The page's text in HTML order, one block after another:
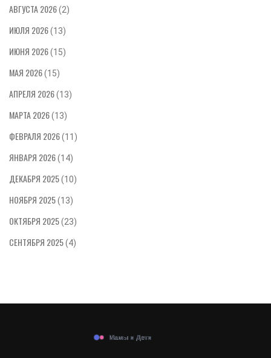
АВГУСТА 2026(2)
ИЮЛЯ 2026(13)
ИЮНЯ 2026(15)
МАЯ 2026(15)
АПРЕЛЯ 2026(13)
МАРТА 2026(13)
ФЕВРАЛЯ 2026(11)
ЯНВАРЯ 2026(14)
ДЕКАБРЯ 2025(10)
НОЯБРЯ 2025(13)
ОКТЯБРЯ 2025(23)
СЕНТЯБРЯ 2025(4)